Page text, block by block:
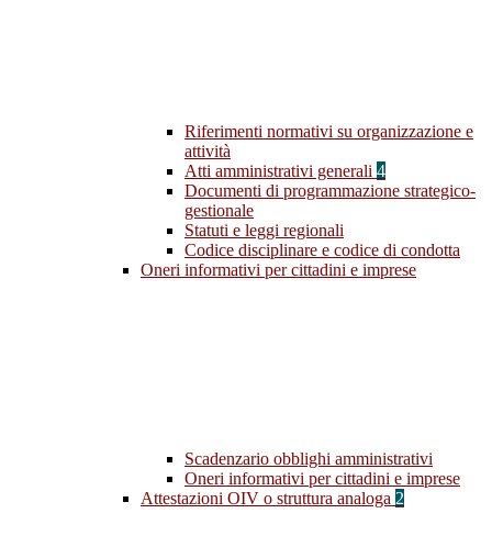
Riferimenti normativi su organizzazione e
attività
Atti amministrativi generali 4
Documenti di programmazione strategico-
gestionale
Statuti e leggi regionali
Codice disciplinare e codice di condotta
Oneri informativi per cittadini e imprese
Scadenzario obblighi amministrativi
Oneri informativi per cittadini e imprese
Attestazioni OIV o struttura analoga 2